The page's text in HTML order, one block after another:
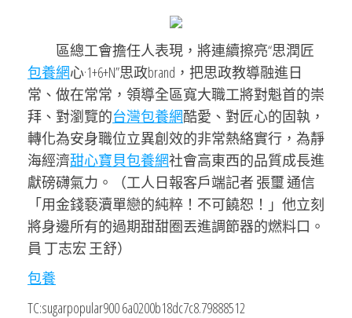
區總工會擔任人表現，將連續擦亮“思潤匠
包養網心·1+6+N”思政brand，把思政教導融進日
常、做在常常，領導全區寬大職工將對魁首的崇
拜、對瀏覽的台灣包養網酷愛、對匠心的固執，
轉化為安身職位立異創效的非常熱絡實行，為靜
海經濟甜心寶貝包養網社會高東西的品質成長進
獻磅礴氣力。（工人日報客戶端記者 張璽 通信
「用金錢褻瀆單戀的純粹！不可饒恕！」他立刻
將身邊所有的過期甜甜圈丟進調節器的燃料口。
員 丁志宏 王舒）
包養
TC:sugarpopular900 6a0200b18dc7c8.79888512